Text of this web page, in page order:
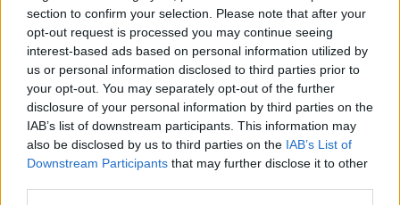
section to confirm your selection. Please note that after your
opt-out request is processed you may continue seeing
interest-based ads based on personal information utilized by
us or personal information disclosed to third parties prior to
your opt-out. You may separately opt-out of the further
disclosure of your personal information by third parties on the
IAB’s list of downstream participants. This information may
also be disclosed by us to third parties on the IAB’s List of
Downstream Participants that may further disclose it to other
Utile? Partagez-le sur Facebook!
Vous voulez rester informé ? Suivez-
nous sur
Goog le
News
EN RAPPORT